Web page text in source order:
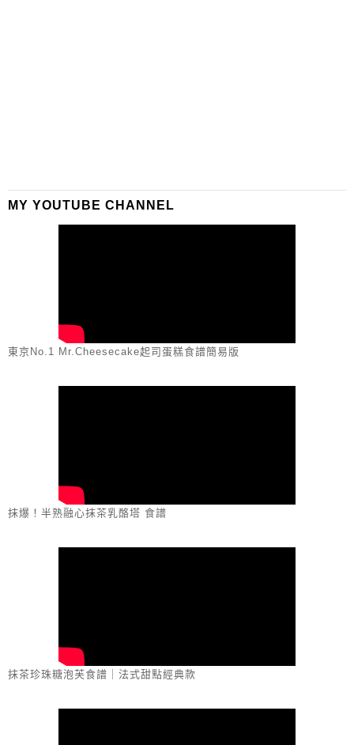
MY YOUTUBE CHANNEL
東京No.1 Mr.Cheesecake起司蛋糕食譜簡易版
抹爆！半熟融心抹茶乳酪塔 食譜
抹茶珍珠糖泡芙食譜｜法式甜點經典款